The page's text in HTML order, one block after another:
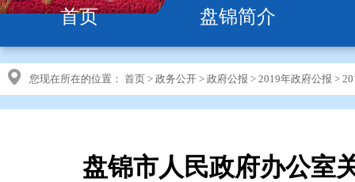
首页 盘锦简介
您现在所在的位置： 首页 > 政务公开 > 政府公报 > 2019年政府公报 >
盘锦市人民政府办公室